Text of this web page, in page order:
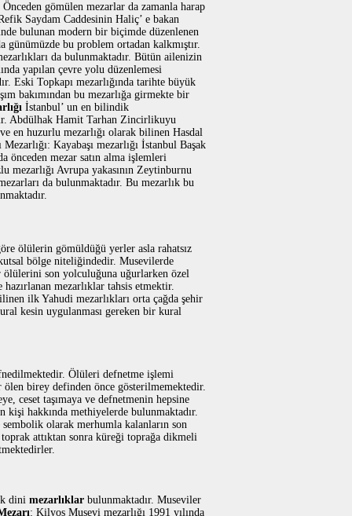
gömülen mezarlar da zamanla harap
Saydam Caddesinin Haliç’ e bakan
bulunan modern bir biçimde düzenlenen
günümüzde bu problem ortadan kalkmıştır.
da bulunmaktadır. Bütün ailenizin
yapılan çevre yolu düzenlemesi
Eski Topkapı mezarlığında tarihte büyük
bakımından bu mezarlığa girmekte bir
İstanbul’ un en bilindik
Abdülhak Hamit Tarhan Zincirlikuyu
en huzurlu mezarlığı olarak bilinen Hasdal
Kayabaşı mezarlığı İstanbul Başak
önceden mezar satın alma işlemleri
mezarlığı Avrupa yakasının Zeytinburnu
da bulunmaktadır. Bu mezarlık bu
ölülerin gömüldüğü yerler asla rahatsız
bölge niteliğindedir. Musevilerde
son yolculuğuna uğurlarken özel
mezarlıklar tahsis etmektir.
ilk Yahudi mezarlıkları orta çağda şehir
kesin uygulanması gereken bir kural
Ölüleri defnetme işlemi
birey definden önce gösterilmemektedir.
ceset taşımaya ve defnetmenin hepsine
hakkında methiyelerde bulunmaktadır.
olarak merhumla kalanların son
attıktan sonra küreği toprağa dikmeli
dini mezarlıklar bulunmaktadır. Museviler
: Kilyos Musevi mezarlığı 1991 yılında